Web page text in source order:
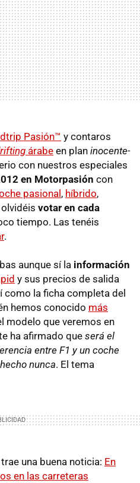
Pasión™ y contaros
árabe en plan inocente-
con nuestros especiales
en Motorpasión con
pasional, híbrido,
olvidéis votar en cada
tiempo. Las tenéis
.
aunque sí la información
y sus precios de salida
como la ficha completa del
hemos conocido más
modelo que veremos en
ha afirmado que será el
entre F1 y un coche
nunca. El tema
una buena noticia: En
en las carreteras